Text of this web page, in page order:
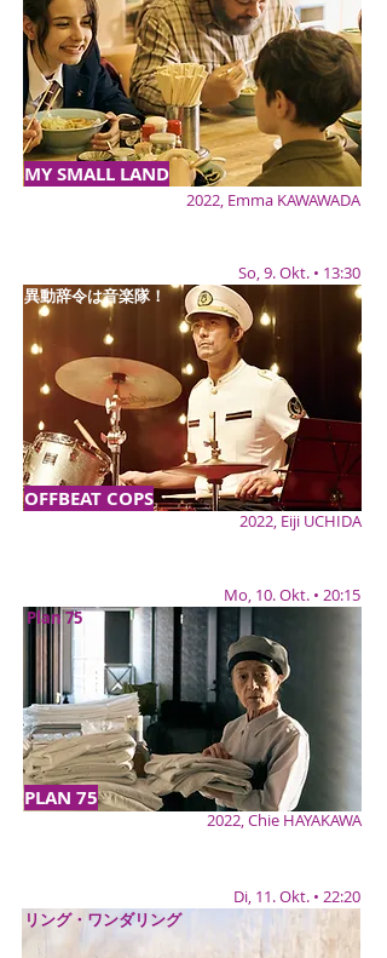
MY SMALL LAND
2022, Emma KAWAWADA
So, 9. Okt. • 13:30
2022, Eiji UCHIDA
OFFBEAT COPS
異動辞令は音楽隊！
Mo, 10. Okt. • 20:15
PLAN 75
Plan 75
2022, Chie HAYAKAWA
Di, 11. Okt. • 22:20
リング・ワンダリング